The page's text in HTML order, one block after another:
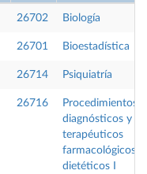
26702 Biología
26701 Bioestadística
26714 Psiquiatría
26716
Procedimientos
diagnósticos y
terapéuticos
farmacológicos y
dietéticos I